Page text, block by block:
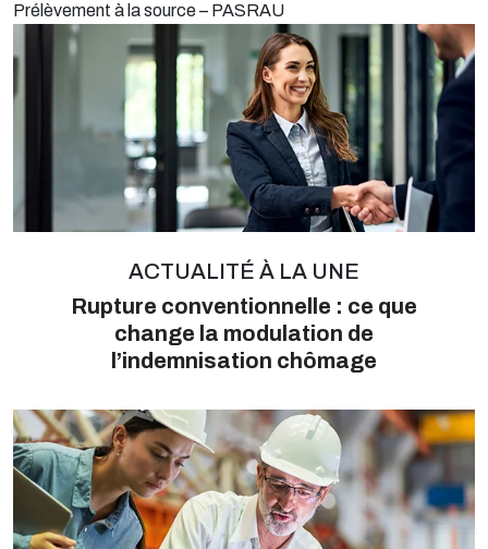
Prélèvement à la source – PASRAU
ACTUALITÉ À LA UNE
Rupture conventionnelle : ce que
change la modulation de
l’indemnisation chômage